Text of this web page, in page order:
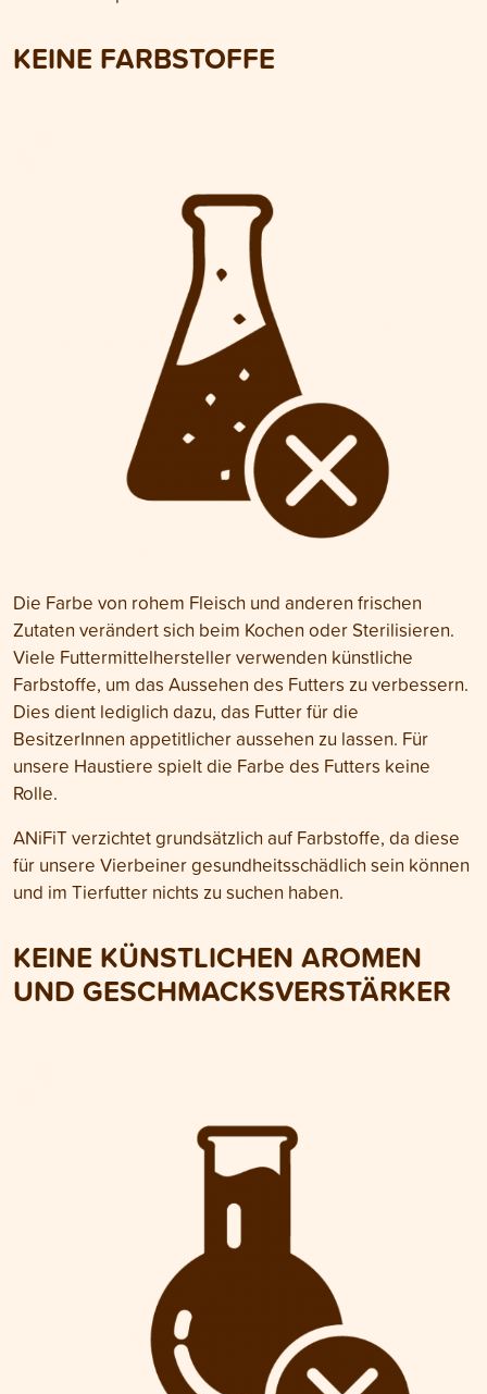
KEINE FARBSTOFFE
Die Farbe von rohem Fleisch und anderen frischen
Zutaten verändert sich beim Kochen oder Sterilisieren.
Viele Futtermittelhersteller verwenden künstliche
Farbstoffe, um das Aussehen des Futters zu verbessern.
Dies dient lediglich dazu, das Futter für die
BesitzerInnen appetitlicher aussehen zu lassen. Für
unsere Haustiere spielt die Farbe des Futters keine
Rolle.
ANiFiT verzichtet grundsätzlich auf Farbstoffe, da diese
für unsere Vierbeiner gesundheitsschädlich sein können
und im Tierfutter nichts zu suchen haben.
KEINE KÜNSTLICHEN AROMEN
UND GESCHMACKSVERSTÄRKER